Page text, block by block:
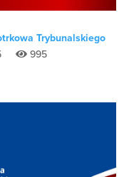
Trybunalskiego
995